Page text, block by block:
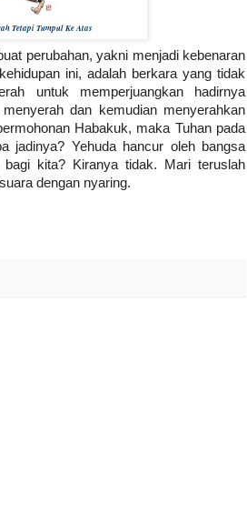
Tetapi Tumpul Ke Atas
perubahan, yakni menjadi kebenaran
ini, adalah berkara yang tidak
untuk memperjuangkan hadirnya
dan kemudian menyerahkan
Habakuk, maka Tuhan pada
jadinya? Yehuda hancur oleh bangsa
kita? Kiranya tidak. Mari teruslah
dengan nyaring.